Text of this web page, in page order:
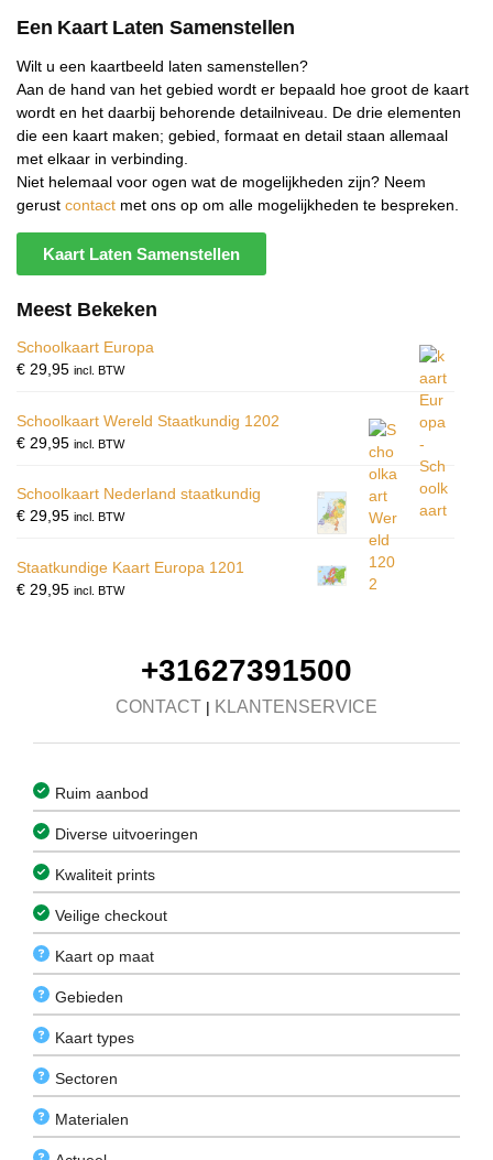
Een Kaart Laten Samenstellen
Wilt u een kaartbeeld laten samenstellen?
Aan de hand van het gebied wordt er bepaald hoe groot de kaart
wordt en het daarbij behorende detailniveau. De drie elementen
die een kaart maken; gebied, formaat en detail staan allemaal
met elkaar in verbinding.
Niet helemaal voor ogen wat de mogelijkheden zijn? Neem
gerust contact met ons op om alle mogelijkheden te bespreken.
Kaart Laten Samenstellen
Meest Bekeken
Schoolkaart Europa
€ 29,95 incl. BTW
Schoolkaart Wereld Staatkundig 1202
€ 29,95 incl. BTW
Schoolkaart Nederland staatkundig
€ 29,95 incl. BTW
Staatkundige Kaart Europa 1201
€ 29,95 incl. BTW
+31627391500
CONTACT | KLANTENSERVICE
Ruim aanbod
Diverse uitvoeringen
Kwaliteit prints
Veilige checkout
Kaart op maat
Gebieden
Kaart types
Sectoren
Materialen